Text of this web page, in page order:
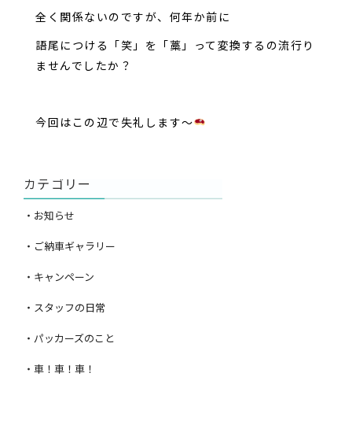
全く関係ないのですが、何年か前に
語尾につける「笑」を「藁」って変換するの流行り
ませんでしたか？
今回はこの辺で失礼します～
カテゴリー
・お知らせ
・ご納車ギャラリー
・キャンペーン
・スタッフの日常
・パッカーズのこと
・車！車！車！